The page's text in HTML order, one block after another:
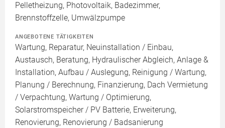
Pelletheizung, Photovoltaik, Badezimmer,
Brennstoffzelle, Umwälzpumpe
ANGEBOTENE TÄTIGKEITEN
Wartung, Reparatur, Neuinstallation / Einbau,
Austausch, Beratung, Hydraulischer Abgleich, Anlage &
Installation, Aufbau / Auslegung, Reinigung / Wartung,
Planung / Berechnung, Finanzierung, Dach Vermietung
/ Verpachtung, Wartung / Optimierung,
Solarstromspeicher / PV Batterie, Erweiterung,
Renovierung, Renovierung / Badsanierung